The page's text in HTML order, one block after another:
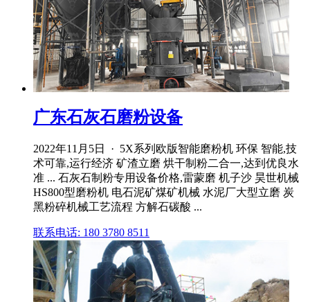
广东石灰石磨粉设备
2022年11月5日 · 5X系列欧版智能磨粉机 环保 智能,技
术可靠,运行经济 矿渣立磨 烘干制粉二合一,达到优良水
准 ... 石灰石制粉专用设备价格,雷蒙磨 机子沙 昊世机械
HS800型磨粉机 电石泥矿煤矿机械 水泥厂大型立磨 炭
黑粉碎机械工艺流程 方解石碳酸 ...
联系电话: 180 3780 8511